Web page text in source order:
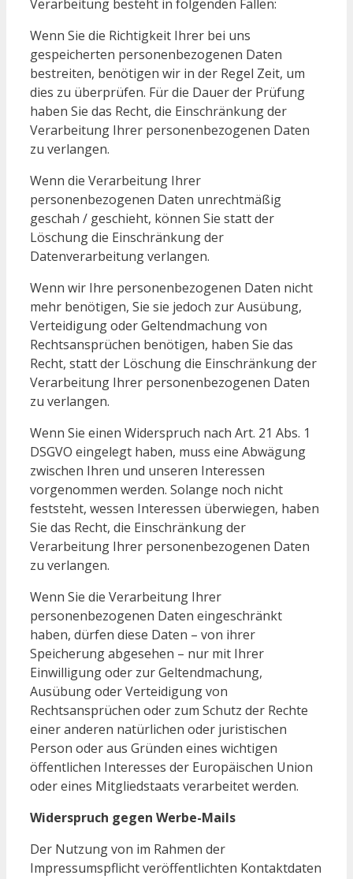
Verarbeitung besteht in folgenden Fällen:
Wenn Sie die Richtigkeit Ihrer bei uns
gespeicherten personenbezogenen Daten
bestreiten, benötigen wir in der Regel Zeit, um
dies zu überprüfen. Für die Dauer der Prüfung
haben Sie das Recht, die Einschränkung der
Verarbeitung Ihrer personenbezogenen Daten
zu verlangen.
Wenn die Verarbeitung Ihrer
personenbezogenen Daten unrechtmäßig
geschah / geschieht, können Sie statt der
Löschung die Einschränkung der
Datenverarbeitung verlangen.
Wenn wir Ihre personenbezogenen Daten nicht
mehr benötigen, Sie sie jedoch zur Ausübung,
Verteidigung oder Geltendmachung von
Rechtsansprüchen benötigen, haben Sie das
Recht, statt der Löschung die Einschränkung der
Verarbeitung Ihrer personenbezogenen Daten
zu verlangen.
Wenn Sie einen Widerspruch nach Art. 21 Abs. 1
DSGVO eingelegt haben, muss eine Abwägung
zwischen Ihren und unseren Interessen
vorgenommen werden. Solange noch nicht
feststeht, wessen Interessen überwiegen, haben
Sie das Recht, die Einschränkung der
Verarbeitung Ihrer personenbezogenen Daten
zu verlangen.
Wenn Sie die Verarbeitung Ihrer
personenbezogenen Daten eingeschränkt
haben, dürfen diese Daten – von ihrer
Speicherung abgesehen – nur mit Ihrer
Einwilligung oder zur Geltendmachung,
Ausübung oder Verteidigung von
Rechtsansprüchen oder zum Schutz der Rechte
einer anderen natürlichen oder juristischen
Person oder aus Gründen eines wichtigen
öffentlichen Interesses der Europäischen Union
oder eines Mitgliedstaats verarbeitet werden.
Widerspruch gegen Werbe-Mails
Der Nutzung von im Rahmen der
Impressumspflicht veröffentlichten Kontaktdaten